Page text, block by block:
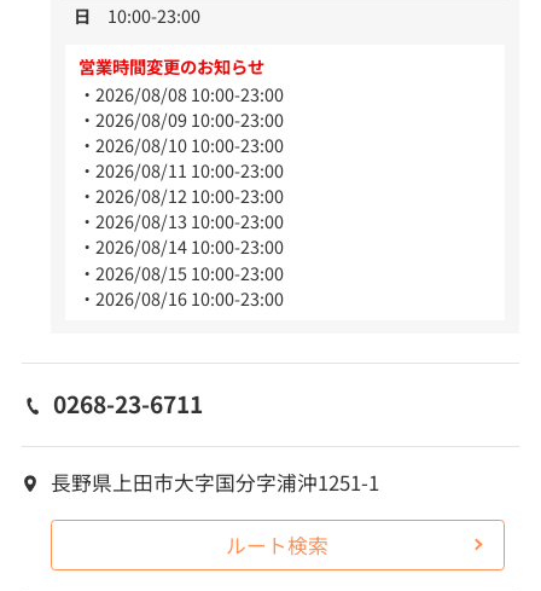
日
10:00-23:00
営業時間変更のお知らせ
2026/08/08 10:00-23:00
2026/08/09 10:00-23:00
2026/08/10 10:00-23:00
2026/08/11 10:00-23:00
2026/08/12 10:00-23:00
2026/08/13 10:00-23:00
2026/08/14 10:00-23:00
2026/08/15 10:00-23:00
2026/08/16 10:00-23:00
0268-23-6711
長野県上田市大字国分字浦沖1251-1
ルート検索